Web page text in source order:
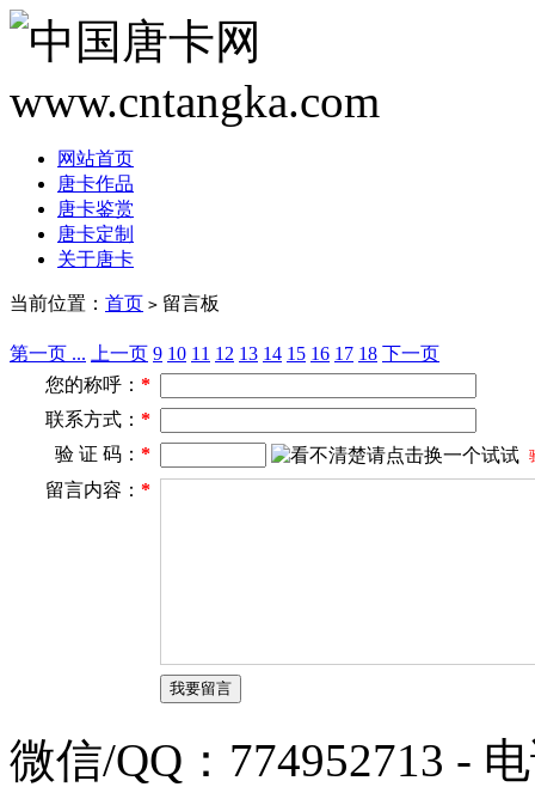
网站首页
唐卡作品
唐卡鉴赏
唐卡定制
关于唐卡
当前位置： 首页 > 留言板
第一页 ... 上一页 9 10 11 12 13 14 15 16 17 18 下一页
您的称呼： *
联系方式： *
验 证 码： *
留言内容： *
微信/QQ：774952713 -